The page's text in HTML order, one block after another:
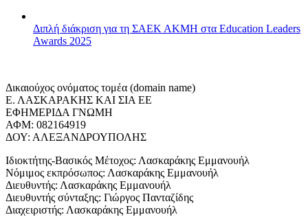
Διπλή διάκριση για τη ΣΑΕΚ ΑΚΜΗ στα Education Leaders
Awards 2025
Δικαιούχος ονόματος τομέα (domain name)
Ε. ΛΑΣΚΑΡΑΚΗΣ ΚΑΙ ΣΙΑ ΕΕ
ΕΦΗΜΕΡΙΔΑ ΓΝΩΜΗ
ΑΦΜ: 082164919
ΔΟΥ: ΑΛΕΞΑΝΔΡΟΥΠΟΛΗΣ
Ιδιοκτήτης-Βασικός Μέτοχος: Λασκαράκης Εμμανουήλ
Νόμιμος εκπρόσωπος: Λασκαράκης Εμμανουήλ
Διευθυντής: Λασκαράκης Εμμανουήλ
Διευθυντής σύνταξης: Γιώργος Πανταζίδης
Διαχειριστής: Λασκαράκης Εμμανουήλ